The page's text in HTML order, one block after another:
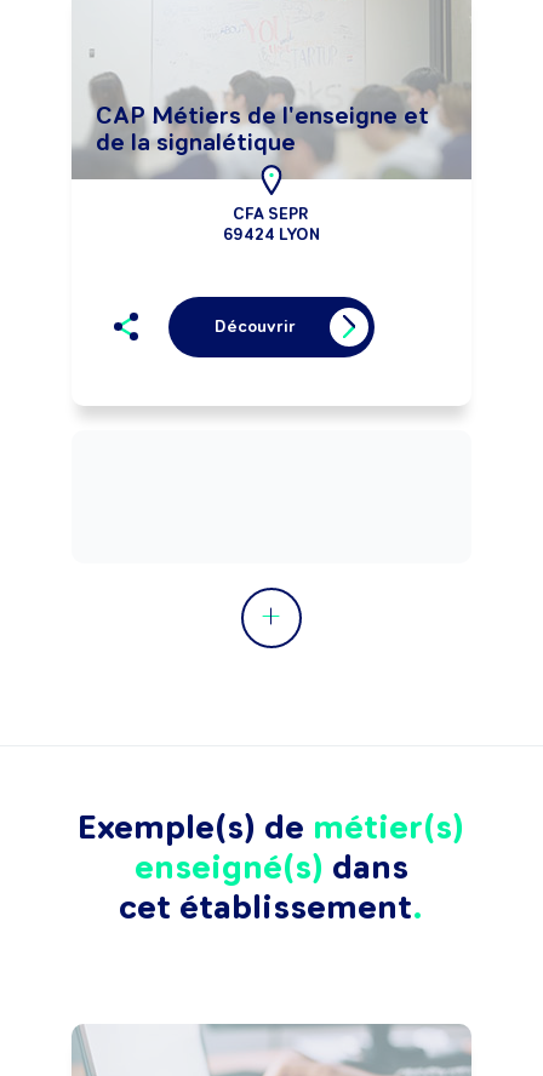
CAP Métiers de l'enseigne et
de la signalétique
CFA SEPR
69424 LYON
Découvrir
Exemple(s) de métier(s)
enseigné(s) dans
cet établissement